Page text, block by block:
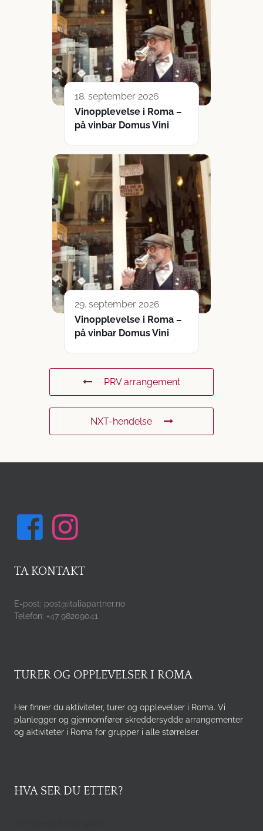
18. september 2026
Vinopplevelse i Roma –
på vinbar Domus Vini
29. september 2026
Vinopplevelse i Roma –
på vinbar Domus Vini
PRV arrangement
NXT-hendelse
TA KONTAKT
E-post: post@italiapartner.no
Telefon: +47 98209041
TURER OG OPPLEVELSER I ROMA
Her finner du aktiviteter, turer og opplevelser i Roma. Vi
planlegger og gjennomfører skreddersydde arrangementer
og aktiviteter i Roma for grupper i alle størrelser.
HVA SER DU ETTER?